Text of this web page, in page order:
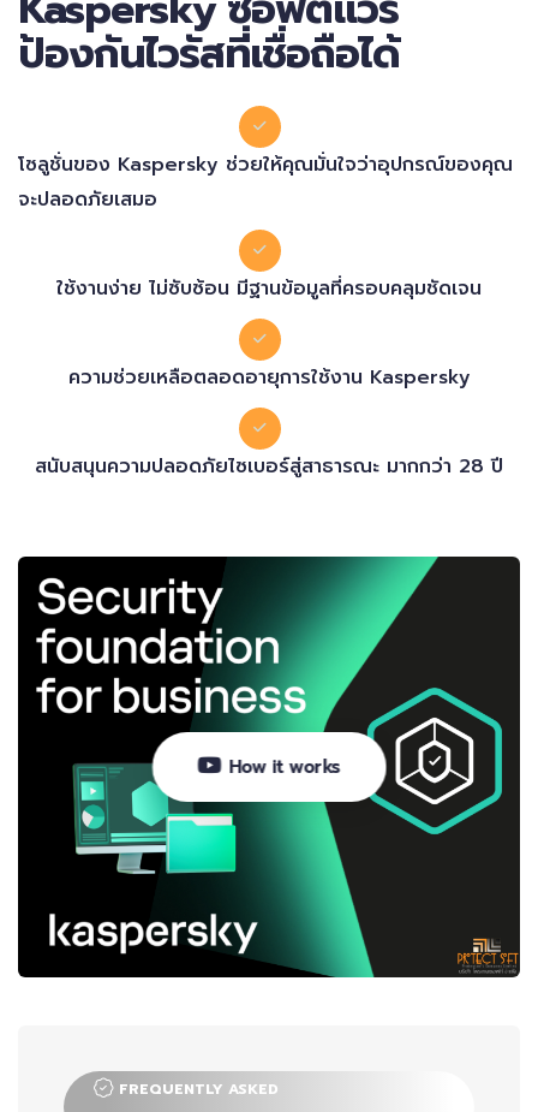
ป้องกันไวรัสที่เชื่อถือได้
โซลูชั่นของ Kaspersky ช่วยให้คุณมั่นใจว่าอุปกรณ์ของคุณ
จะปลอดภัยเสมอ
ใช้งานง่าย ไม่ซับซ้อน มีฐานข้อมูลที่ครอบคลุมชัดเจน
ความช่วยเหลือตลอดอายุการใช้งาน Kaspersky
สนับสนุนความปลอดภัยไซเบอร์สู่สาธารณะ มากกว่า 28 ปี
How it works
FREQUENTLY ASKED